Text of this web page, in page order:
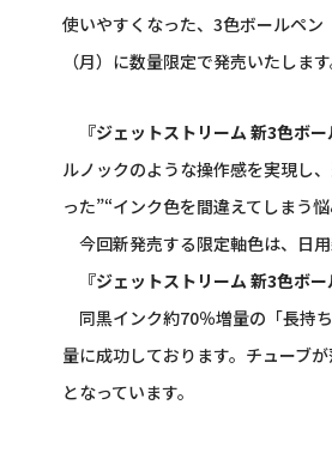
使いやすくなった、3色ボールペン
（月）に数量限定で発売いたします
『ジェットストリーム 新3色ボー
ルノックのような操作感を実現し
った”“インク色を間違えてしまう
今回新発売する限定軸色は、日
『ジェットストリーム 新3色ボー
同黒インク約70％増量の「長持
量に成功しております。チューブ
となっています。